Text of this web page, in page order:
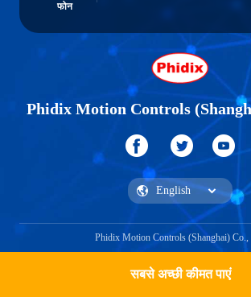
सबसे अच्छी कीमत पाएं
फोन
Phidix Motion Controls
Phidix Motion Controls (Shanghai) Co.,
एक